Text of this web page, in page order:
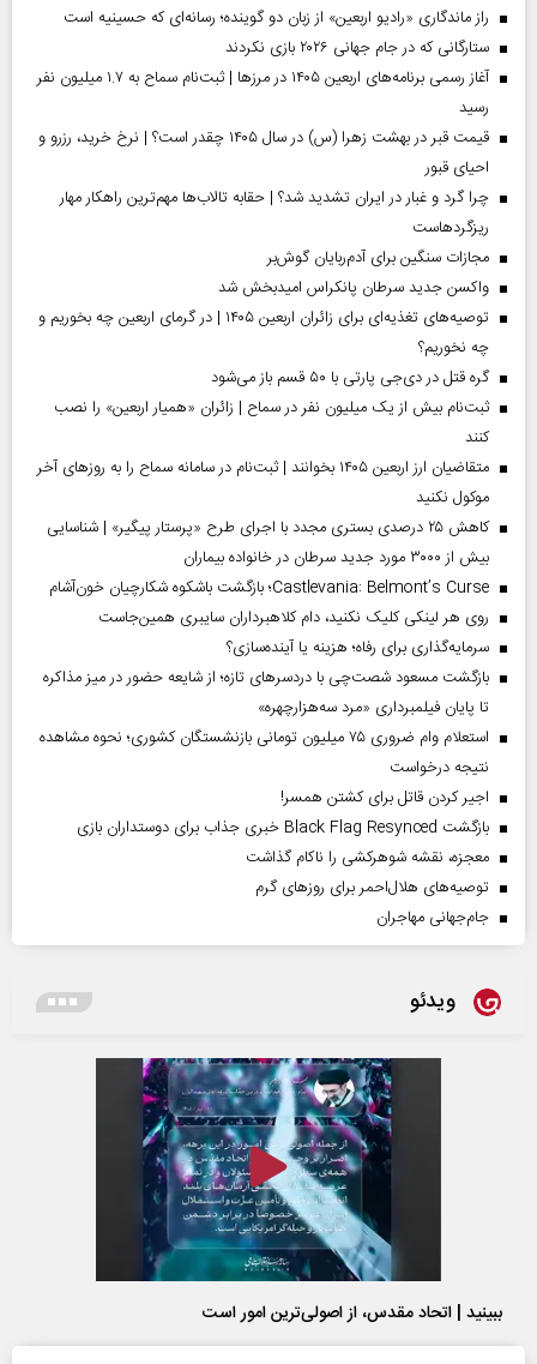
راز ماندگاری «رادیو اربعین» از زبان دو گوینده؛ رسانه‌ای که حسینیه است
ستارگانی که در جام جهانی ۲۰۲۶ بازی نکردند
آغاز رسمی برنامه‌های اربعین ۱۴۰۵ در مرز‌ها | ثبت‌نام سماح به ۱.۷ میلیون نفر
رسید
قیمت قبر در بهشت زهرا (س) در سال ۱۴۰۵ چقدر است؟ | نرخ خرید، رزرو و
احیای قبور
چرا گرد و غبار در ایران تشدید شد؟ | حقابه تالاب‌ها مهم‌ترین راهکار مهار
ریزگردهاست
مجازات سنگین برای آدم‌ربایان گوش‌بر
واکسن جدید سرطان پانکراس امیدبخش شد
توصیه‌های تغذیه‌ای برای زائران اربعین ۱۴۰۵ | در گرمای اربعین چه بخوریم و
چه نخوریم؟
گره قتل در دی‌جی پارتی با ۵۰ قسم باز می‌شود
ثبت‌نام بیش از یک میلیون نفر در سماح | زائران «همیار اربعین» را نصب
کنند
متقاضیان ارز اربعین ۱۴۰۵ بخوانند | ثبت‌نام در سامانه سماح را به روز‌های آخر
موکول نکنید
کاهش ۲۵ درصدی بستری مجدد با اجرای طرح «پرستار پیگیر» | شناسایی
بیش از ۳۰۰۰ مورد جدید سرطان در خانواده بیماران
Castlevania: Belmont’s Curse؛ بازگشت باشکوه شکارچیان خون‌آشام
روی هر لینکی کلیک نکنید، دام کلاهبرداران سایبری همین‌جاست
سرمایه‌گذاری برای رفاه؛ هزینه یا آینده‌سازی؟
بازگشت مسعود شصت‌چی با دردسر‌های تازه؛ از شایعه حضور در میز مذاکره
تا پایان فیلمبرداری «مرد سه‌هزارچهره»
استعلام وام ضروری ۷۵ میلیون تومانی بازنشستگان کشوری؛ نحوه مشاهده
نتیجه درخواست
اجیر کردن قاتل برای کشتن همسر!
بازگشت Black Flag Resynced خبری جذاب برای دوستداران بازی
معجزه، نقشه شوهرکشی را ناکام گذاشت
توصیه‌های هلال‌احمر برای روز‌های گرم
جام‌جهانی مهاجران
ویدئو
ببینید | اتحاد مقدس، از اصولی‌ترین امور است